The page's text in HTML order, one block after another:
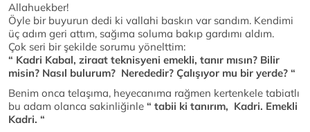
Allahuekber!
Öyle bir buyurun dedi ki vallahi baskın var sandım. Kendimi
üç adım geri attım, sağıma soluma bakıp gardımı aldım.
Çok seri bir şekilde sorumu yönelttim:
“ Kadri Kabal, ziraat teknisyeni emekli, tanır mısın? Bilir
misin? Nasıl bulurum? Nerededir? Çalışıyor mu bir yerde? “
Benim onca telaşıma, heyecanıma rağmen kertenkele tabiatlı
bu adam olanca sakinliğinle “ tabii ki tanırım, Kadri. Emekli
Kadri. “